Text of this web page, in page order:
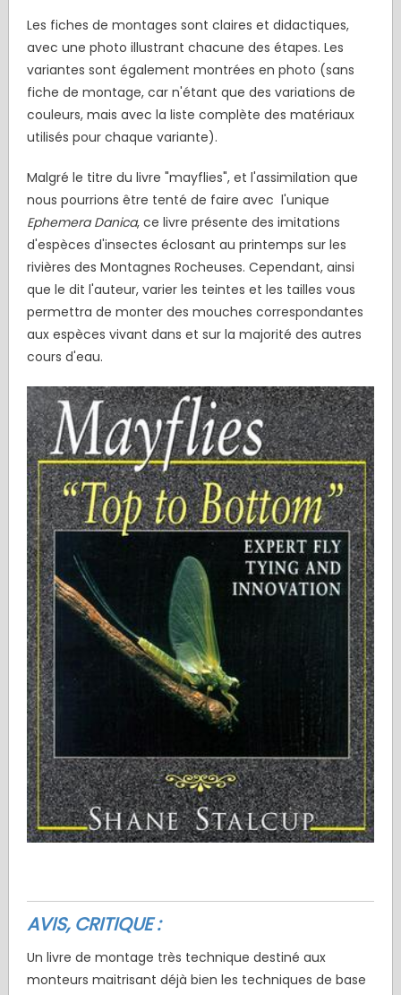
Les fiches de montages sont claires et didactiques,
avec une photo illustrant chacune des étapes. Les
variantes sont également montrées en photo (sans
fiche de montage, car n'étant que des variations de
couleurs, mais avec la liste complète des matériaux
utilisés pour chaque variante).
Malgré le titre du livre "mayflies", et l'assimilation que
nous pourrions être tenté de faire avec l'unique
Ephemera Danica, ce livre présente des imitations
d'espèces d'insectes éclosant au printemps sur les
rivières des Montagnes Rocheuses. Cependant, ainsi
que le dit l'auteur, varier les teintes et les tailles vous
permettra de monter des mouches correspondantes
aux espèces vivant dans et sur la majorité des autres
cours d'eau.
AVIS, CRITIQUE :
Un livre de montage très technique destiné aux
monteurs maitrisant déjà bien les techniques de base